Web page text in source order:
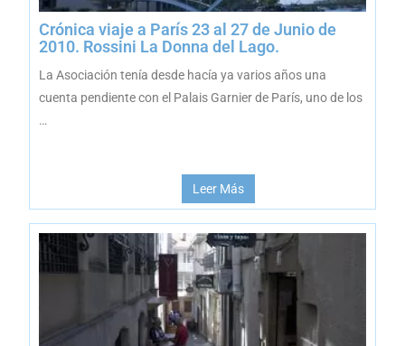
Crónica viaje a París 23 al 27 de Junio de
2010. Rossini La Donna del Lago.
La Asociación tenía desde hacía ya varios años una
cuenta pendiente con el Palais Garnier de París, uno de los
…
Leer Más